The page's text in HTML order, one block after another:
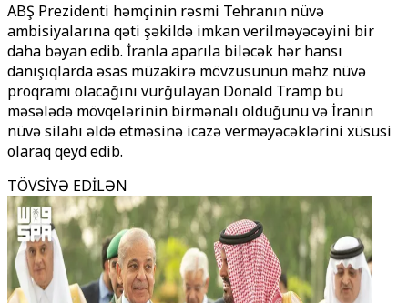
ABŞ Prezidenti həmçinin rəsmi Tehranın nüvə
ambisiyalarına qəti şəkildə imkan verilməyəcəyini bir
daha bəyan edib. İranla aparıla biləcək hər hansı
danışıqlarda əsas müzakirə mövzusunun məhz nüvə
proqramı olacağını vurğulayan Donald Tramp bu
məsələdə mövqelərinin birmənalı olduğunu və İranın
nüvə silahı əldə etməsinə icazə verməyəcəklərini xüsusi
olaraq qeyd edib.
TÖVSİYƏ EDİLƏN